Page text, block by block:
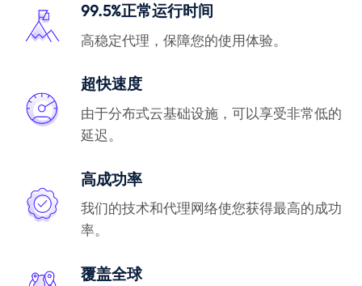
99.5%正常运行时间
高稳定代理，保障您的使用体验。
超快速度
由于分布式云基础设施，可以享受非常低的
延迟。
高成功率
我们的技术和代理网络使您获得最高的成功
率。
覆盖全球